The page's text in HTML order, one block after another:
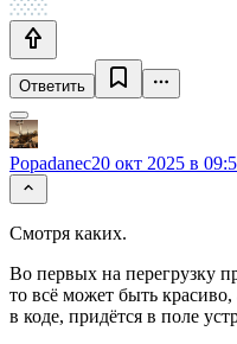
Ответить
Popadanec20 окт 2025 в
Смотря каких.
Во первых на перегрузку
то всё может быть красиво,
в коде, придётся в поле